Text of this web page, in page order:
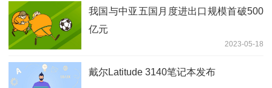
我国与中亚五国月度进出口规模首破500
亿元
2023-05-18
戴尔Latitude 3140笔记本发布